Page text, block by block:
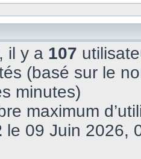
il y a 107
(basé sur le
minutes)
maximum
le 09 Juin 2026,